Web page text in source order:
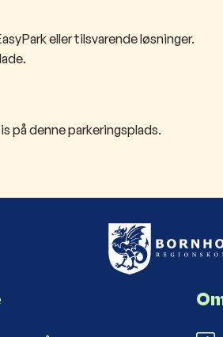
eller tilsvarende løsninger.
på denne parkeringsplads.